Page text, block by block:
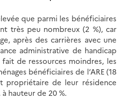
que parmi les bénéficiaires
très peu nombreux (2 %), car
après des carrières avec une
administrative de handicap
de ressources moindres, les
bénéficiaires de l’ARE (18
propriétaire de leur résidence
hauteur de 20 %.